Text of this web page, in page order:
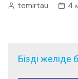
temirtau 4
Бізді желіде